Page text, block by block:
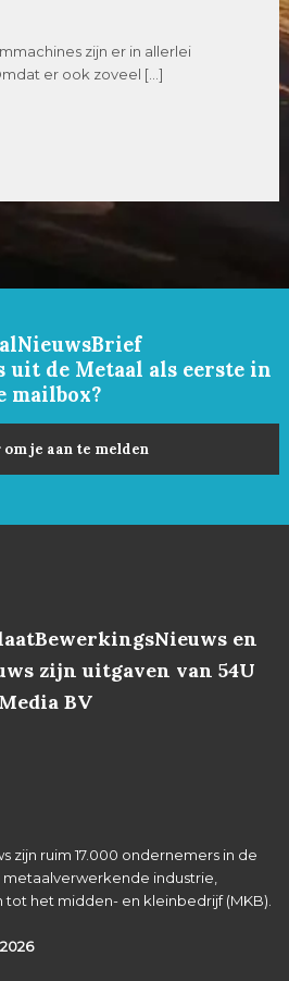
zijn er in allerlei
er ook zoveel […]
uit de Metaal als eerste in
mailbox?
je aan te melden
en
zijn uitgaven van 54U
Media BV
zijn ruim 17.000 ondernemers in de
industrie,
tot het midden- en kleinbedrijf (MKB).
2026